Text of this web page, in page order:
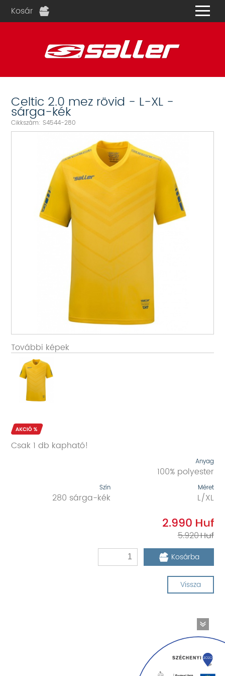
Kosár
Celtic 2.0 mez rövid - L-XL -
sárga-kék
Cikkszám: S4544-280
További képek
Csak 1 db kapható!
Szín
280 sárga-kék
Méret
L/XL
Anyag
100% polyester
2.990
5.920
Kosárba
Vissza